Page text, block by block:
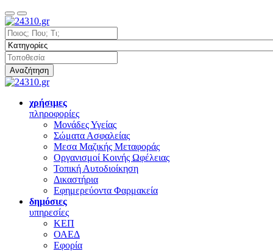
Αναζήτηση
χρήσιμες
πληροφορίες
Μονάδες Υγείας
Σώματα Ασφαλείας
Μεσα Μαζικής Μεταφοράς
Οργανισμοί Κοινής Ωφέλειας
Τοπική Αυτοδιοίκηση
Δικαστήρια
Εφημερεύοντα Φαρμακεία
δημόσιες
υπηρεσίες
ΚΕΠ
ΟΑΕΔ
Εφορία